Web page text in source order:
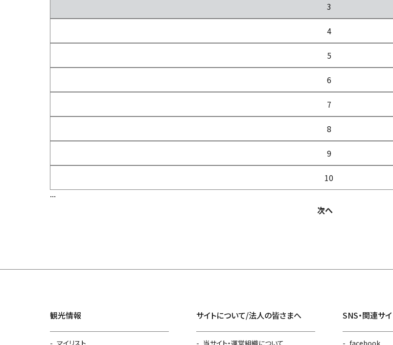
3
4
5
6
7
8
9
10
...
次へ
観光情報
マイリスト
サイトについて/法人の皆さまへ
当サイト・運営組織について
SNS・関連サ
facebook